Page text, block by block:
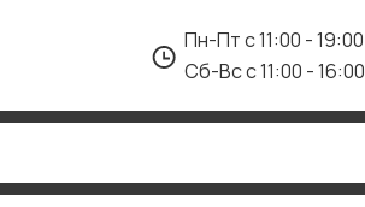
Пн-Пт с 11:00 - 19:00
Сб-Вс с 11:00 - 16:00